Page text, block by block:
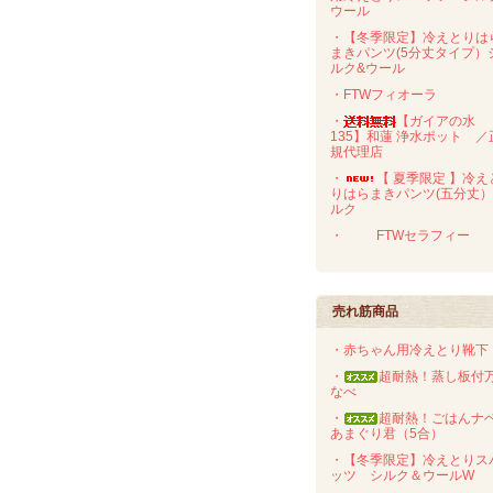
ウール
・【冬季限定】冷えとりは
まきパンツ(5分丈タイプ）
ルク&ウール
・FTWフィオーラ
・
【ガイアの水
135】和蓮 浄水ポット ／
規代理店
・
【 夏季限定 】冷え
りはらまきパンツ(五分丈
ルク
・
FTWセラフィー
売れ筋商品
・赤ちゃん用冷えとり靴下
・
超耐熱！蒸し板付
なべ
・
超耐熱！ごはんナ
あまぐり君（5合）
・【冬季限定】冷えとりス
ッツ シルク＆ウールW